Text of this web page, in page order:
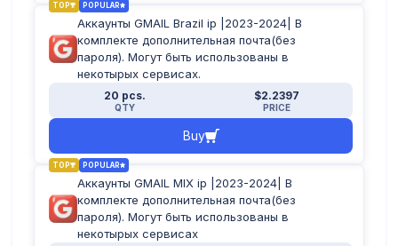
TOP POPULAR
Аккаунты GMAIL Brazil ip |2023-2024| В
комплекте дополнительная почта(без
пароля). Могут быть использованы в
некотырых сервисах.
20 pcs.
QTY
$2.2397
PRICE
Buy
TOP POPULAR
Аккаунты GMAIL MIX ip |2023-2024| В
комплекте дополнительная почта(без
пароля). Могут быть использованы в
некотырых сервисах